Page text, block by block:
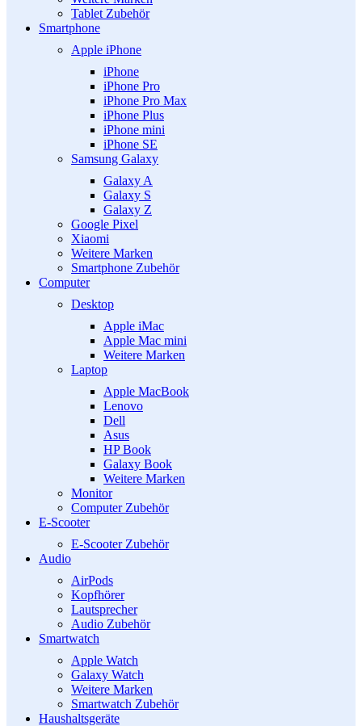
Tablet Zubehör
Smartphone
Apple iPhone
iPhone
iPhone Pro
iPhone Pro Max
iPhone Plus
iPhone mini
iPhone SE
Samsung Galaxy
Galaxy A
Galaxy S
Galaxy Z
Google Pixel
Xiaomi
Weitere Marken
Smartphone Zubehör
Computer
Desktop
Apple iMac
Apple Mac mini
Weitere Marken
Laptop
Apple MacBook
Lenovo
Dell
Asus
HP Book
Galaxy Book
Weitere Marken
Monitor
Computer Zubehör
E-Scooter
E-Scooter Zubehör
Audio
AirPods
Kopfhörer
Lautsprecher
Audio Zubehör
Smartwatch
Apple Watch
Galaxy Watch
Weitere Marken
Smartwatch Zubehör
Haushaltsgeräte